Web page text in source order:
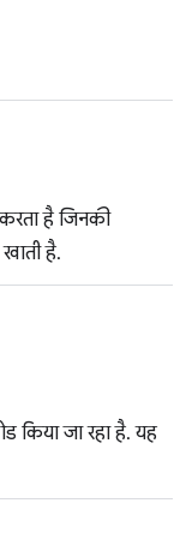
है जिनकी
है.
किया जा रहा है. यह